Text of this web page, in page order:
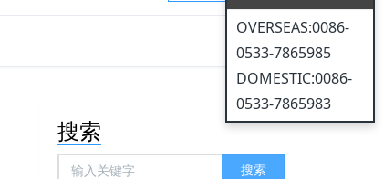
搜索
搜索
OVERSEAS:0086-
0533-7865985
DOMESTIC:0086-
0533-7865983